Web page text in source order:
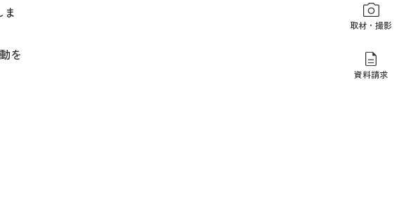
取材・撮影
資料請求
を